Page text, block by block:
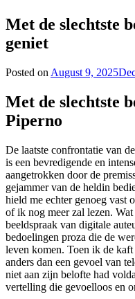
Met de slechtste
geniet
Posted on August 9, 2025
Met de slechtste
Piperno
De laatste confrontatie van
is een bevredigende en
aangetrokken door de
gejammer van de heldin
hield me echter genoeg vast
of ik nog meer zal lezen.
beeldspraak van digitale
bedoelingen proza die de
leven komen. Toen ik de
anders dan een gevoel van
niet aan zijn belofte had
vertelling die gevoelloos en